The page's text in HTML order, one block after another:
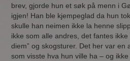
brev, gjorde hun et søk på menn i
igjen! Han ble kjempeglad da hun
skulle han neimen ikke la henne
ikke som alle andres, det fantes
diem” og skogsturer. Det her var
som visste hva hun ville ha – og